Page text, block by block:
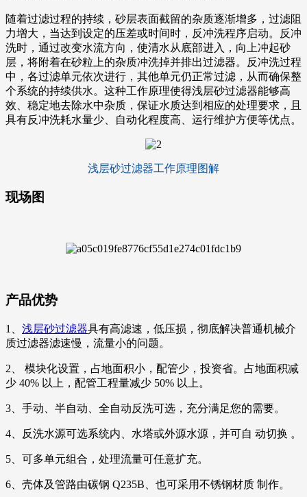
随着过滤过程的持续，砂层表面截留的杂质逐渐增多，过滤阻
力增大，当达到设定的压差或时间时，反冲洗程序启动。反冲
洗时，通过改变水流方向，使清水从底部进入，向上冲起砂
层，将附着在砂粒上的杂质冲洗掉并排出过滤器。反冲洗过程
中，各过滤单元依次进行，其他单元仍正常过滤，从而确保整
个系统的持续供水。这种工作原理使得浅层砂过滤器能够高
效、稳定地去除水中杂质，保证水质达到相应的处理要求，且
具有反冲洗耗水量少、自动化程度高、运行维护方便等优点。
浅层砂过滤器工作原理图解
现场图
产品优势
1、 浅层砂过滤器具有高滤速，低压损，彻底解决普通机械介
质过滤器滤速慢，流量小的问题。
2、 模块化设置，占地面积小，配管少，投资省。占地面积减
少 40% 以上，配管工程量减少 50% 以上。
3、手动、半自动、全自动反洗可选，充分满足您的需要。
4、反洗水源可选系统内、水塔或外源水源，并可自 动切换 。
5、可多单元组合，处理流量可任意扩充。
6、壳体及管路由碳钢 Q235B、也可采用不锈钢材质 制作。